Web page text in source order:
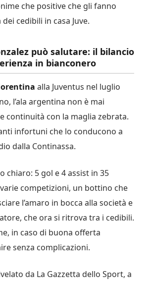
che positive che gli fanno
cedibili in casa Juve.
può salutare: il bilancio
in bianconero
alla Juventus nel luglio
l’ala argentina non è mai
continuità con la maglia zebrata.
infortuni che lo conducono a
dalla Continassa.
chiaro: 5 gol e 4 assist in 35
competizioni, un bottino che
l’amaro in bocca alla società e
che ora si ritrova tra i cedibili.
in caso di buona offerta
senza complicazioni.
da La Gazzetta dello Sport, a